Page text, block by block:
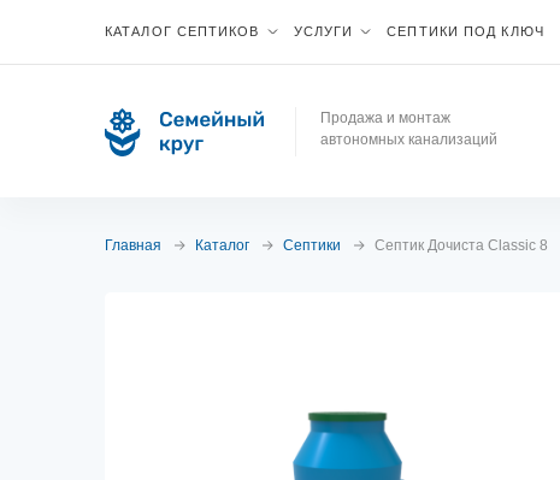
КАТАЛОГ СЕПТИКОВ УСЛУГИ СЕПТИКИ ПОД КЛЮЧ
Продажа и монтаж
автономных канализаций
Главная Каталог Септики Септик Дочиста Classic 8